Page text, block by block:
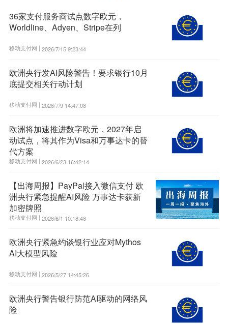
36家支付服务商试点数字欧元，
Worldline、Adyen、Stripe在列
移动支付网 | 2026/7/15 9:23:44
欧洲央行发AI风险警告！要求银行10月
底提交相关行动计划
移动支付网 | 2026/7/9 14:47:08
欧洲将加速推进数字欧元，2027年启
动试点，将其作为Visa和万事达卡的替
代方案
移动支付网 | 2026/6/23 16:42:14
【出海周报】PayPal接入微信支付 欧
洲央行紧急提醒AI风险 万事达卡获新
加密牌照
移动支付网 | 2026/6/1 10:18:48
欧洲央行紧急约谈银行业应对Mythos
AI大模型风险
移动支付网 | 2026/5/27 14:45:26
欧洲央行警告银行防范AI驱动的网络风
险